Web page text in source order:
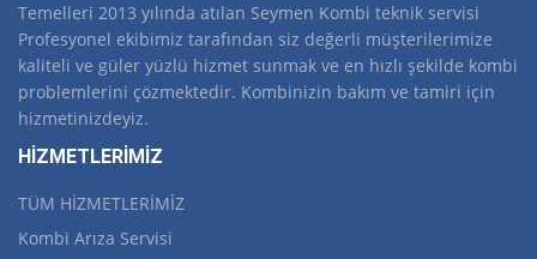
Temelleri 2013 yılında atılan Seymen Kombi teknik servisi
Profesyonel ekibimiz tarafından siz değerli müşterilerimize
kaliteli ve güler yüzlü hizmet sunmak ve en hızlı şekilde kombi
problemlerini çözmektedir. Kombinizin bakım ve tamiri için
hizmetinizdeyiz.
HİZMETLERİMİZ
TÜM HİZMETLERİMİZ
Kombi Arıza Servisi